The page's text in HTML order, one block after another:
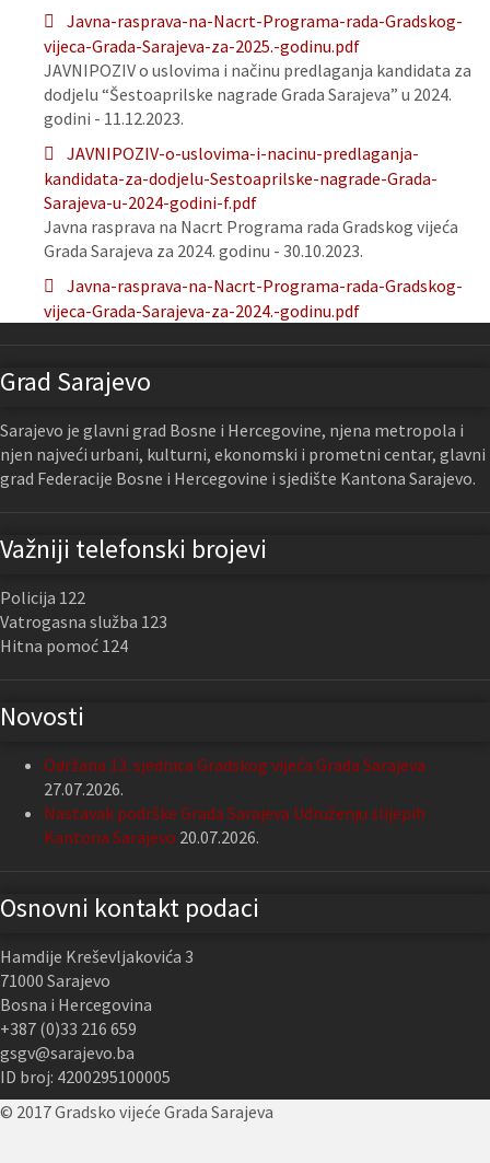
Javna-rasprava-na-Nacrt-Programa-rada-Gradskog-
vijeca-Grada-Sarajeva-za-2025.-godinu.pdf
JAVNIPOZIV o uslovima i načinu predlaganja kandidata za
dodjelu “Šestoaprilske nagrade Grada Sarajeva” u 2024.
godini - 11.12.2023.
JAVNIPOZIV-o-uslovima-i-nacinu-predlaganja-
kandidata-za-dodjelu-Sestoaprilske-nagrade-Grada-
Sarajeva-u-2024-godini-f.pdf
Javna rasprava na Nacrt Programa rada Gradskog vijeća
Grada Sarajeva za 2024. godinu - 30.10.2023.
Javna-rasprava-na-Nacrt-Programa-rada-Gradskog-
vijeca-Grada-Sarajeva-za-2024.-godinu.pdf
Grad Sarajevo
Sarajevo je glavni grad Bosne i Hercegovine, njena metropola i
njen najveći urbani, kulturni, ekonomski i prometni centar, glavni
grad Federacije Bosne i Hercegovine i sjedište Kantona Sarajevo.
Važniji telefonski brojevi
Policija 122
Vatrogasna služba 123
Hitna pomoć 124
Novosti
Održana 13. sjednica Gradskog vijeća Grada Sarajeva
27.07.2026.
Nastavak podrške Grada Sarajeva Udruženju slijepih
Kantona Sarajevo 20.07.2026.
Osnovni kontakt podaci
Hamdije Kreševljakovića 3
71000 Sarajevo
Bosna i Hercegovina
+387 (0)33 216 659
gsgv@sarajevo.ba
ID broj: 4200295100005
© 2017 Gradsko vijeće Grada Sarajeva